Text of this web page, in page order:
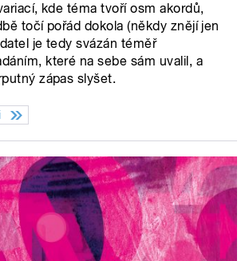
kde téma tvoří osm akordů,
točí pořád dokola (někdy znějí jen
je tedy svázán téměř
které na sebe sám uvalil, a
zápas slyšet.